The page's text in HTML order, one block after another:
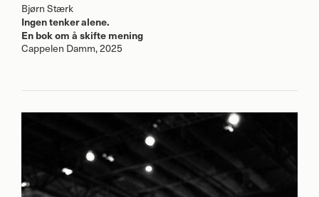
Bjørn Stærk
Ingen tenker alene.
En bok om å skifte mening
Cappelen Damm, 2025